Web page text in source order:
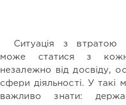
Ситуація з втратою
може статися з
незалежно від досвіду,
сфери діяльності. У такі
важливо знати: